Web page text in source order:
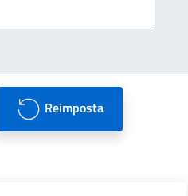
Reimposta